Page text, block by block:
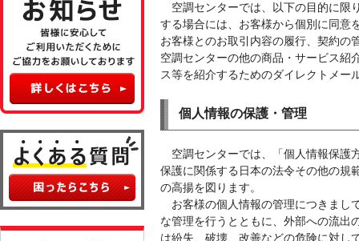
空調センターでは、以下の目的に限
する場合には、お客様から個別に同意
お客様とのお取引内容の履行、契約の
空調センターの他の商品・サービス紹
ス等を紹介するためのダイレクトメー
個人情報の保護・管理
空調センターでは、「個人情報保護
保護に関係する日本の法令その他の規
の高揚を図ります。
お客様の個人情報の管理につきまし
な管理を行うとともに、外部への流出
は紛失、破壊、改善などの危険に対し